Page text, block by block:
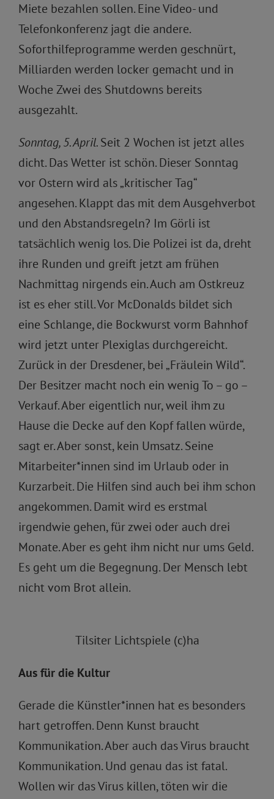
Miete bezahlen sollen. Eine Video- und
Telefonkonferenz jagt die andere.
Soforthilfeprogramme werden geschnürt,
Milliarden werden locker gemacht und in
Woche Zwei des Shutdowns bereits
ausgezahlt.
Sonntag, 5. April.Seit 2 Wochen ist jetzt alles
dicht. Das Wetter ist schön. Dieser Sonntag
vor Ostern wird als „kritischer Tag“
angesehen. Klappt das mit dem Ausgehverbot
und den Abstandsregeln? Im Görli ist
tatsächlich wenig los. Die Polizei ist da, dreht
ihre Runden und greift jetzt am frühen
Nachmittag nirgends ein. Auch am Ostkreuz
ist es eher still. Vor McDonalds bildet sich
eine Schlange, die Bockwurst vorm Bahnhof
wird jetzt unter Plexiglas durchgereicht.
Zurück in der Dresdener, bei „Fräulein Wild“.
Der Besitzer macht noch ein wenig To – go –
Verkauf. Aber eigentlich nur, weil ihm zu
Hause die Decke auf den Kopf fallen würde,
sagt er. Aber sonst, kein Umsatz. Seine
Mitarbeiter*innen sind im Urlaub oder in
Kurzarbeit. Die Hilfen sind auch bei ihm schon
angekommen. Damit wird es erstmal
irgendwie gehen, für zwei oder auch drei
Monate. Aber es geht ihm nicht nur ums Geld.
Es geht um die Begegnung. Der Mensch lebt
nicht vom Brot allein.
Tilsiter Lichtspiele (c)ha
Aus für die Kultur
Gerade die Künstler*innen hat es besonders
hart getroffen. Denn Kunst braucht
Kommunikation. Aber auch das Virus braucht
Kommunikation. Und genau das ist fatal.
Wollen wir das Virus killen, töten wir die